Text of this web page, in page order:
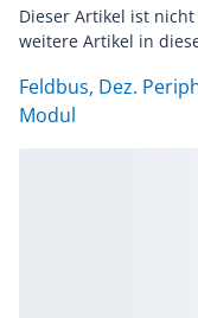
Dieser Artikel ist
weitere Artikel in
Feldbus, Dez.
Modul